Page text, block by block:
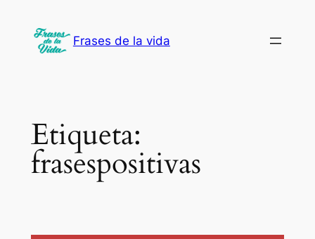
contenido
Frases de la vida
Etiqueta:
frasespositivas